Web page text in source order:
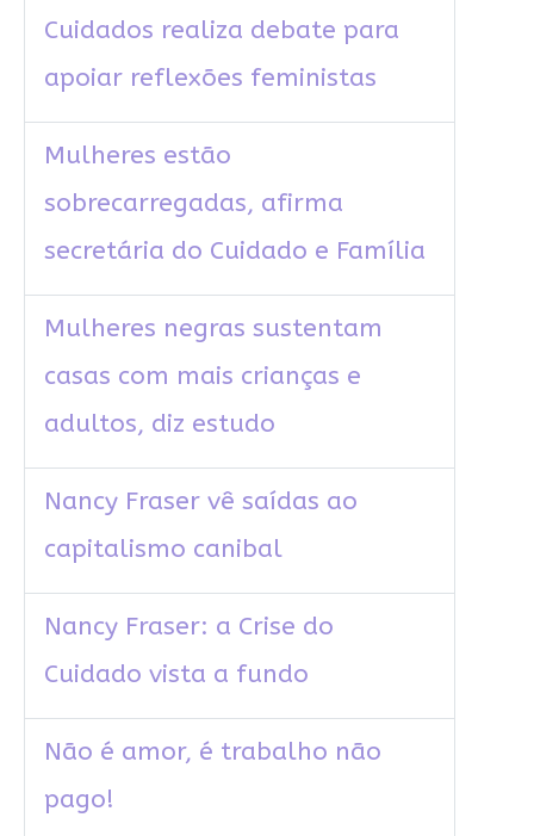
Cuidados realiza debate para
apoiar reflexões feministas
Mulheres estão
sobrecarregadas, afirma
secretária do Cuidado e Família
Mulheres negras sustentam
casas com mais crianças e
adultos, diz estudo
Nancy Fraser vê saídas ao
capitalismo canibal
Nancy Fraser: a Crise do
Cuidado vista a fundo
Não é amor, é trabalho não
pago!